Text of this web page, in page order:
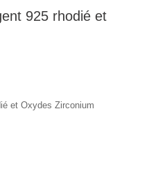
925 rhodié et
et Oxydes Zirconium